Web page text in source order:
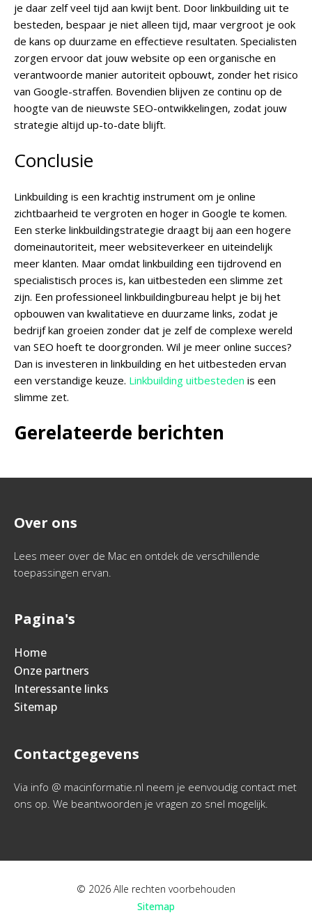
je daar zelf veel tijd aan kwijt bent. Door linkbuilding uit te
besteden, bespaar je niet alleen tijd, maar vergroot je ook
de kans op duurzame en effectieve resultaten. Specialisten
zorgen ervoor dat jouw website op een organische en
verantwoorde manier autoriteit opbouwt, zonder het risico
van Google-straffen. Bovendien blijven ze continu op de
hoogte van de nieuwste SEO-ontwikkelingen, zodat jouw
strategie altijd up-to-date blijft.
Conclusie
Linkbuilding is een krachtig instrument om je online
zichtbaarheid te vergroten en hoger in Google te komen.
Een sterke linkbuildingstrategie draagt bij aan een hogere
domeinautoriteit, meer websiteverkeer en uiteindelijk
meer klanten. Maar omdat linkbuilding een tijdrovend en
specialistisch proces is, kan uitbesteden een slimme zet
zijn. Een professioneel linkbuildingbureau helpt je bij het
opbouwen van kwalitatieve en duurzame links, zodat je
bedrijf kan groeien zonder dat je zelf de complexe wereld
van SEO hoeft te doorgronden. Wil je meer online succes?
Dan is investeren in linkbuilding en het uitbesteden ervan
een verstandige keuze. Linkbuilding uitbesteden is een
slimme zet.
Gerelateerde berichten
Over ons
Lees meer over de Mac en ontdek de verschillende
toepassingen ervan.
Pagina's
Home
Onze partners
Interessante links
Sitemap
Contactgegevens
Via info @ macinformatie.nl neem je eenvoudig contact met
ons op. We beantwoorden je vragen zo snel mogelijk.
© 2026 Alle rechten voorbehouden
Sitemap